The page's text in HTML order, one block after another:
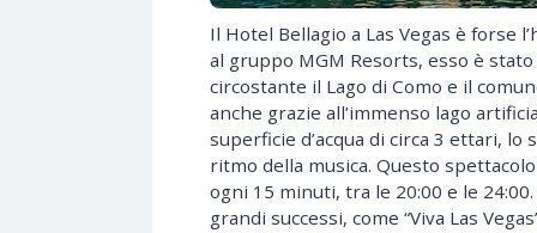
Il Hotel Bellagio a Las Vegas è forse
al gruppo MGM Resorts, esso è
circostante il Lago di Como e il
anche grazie all’immenso lago
superficie d’acqua di circa 3 ettari,
ritmo della musica. Questo
ogni 15 minuti, tra le 20:00 e le
grandi successi, come “Viva Las